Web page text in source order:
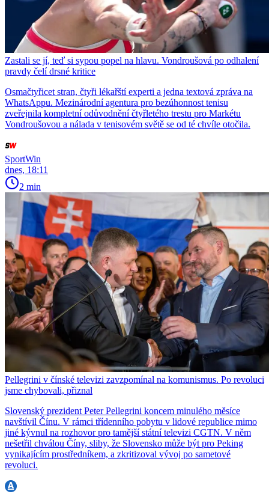
Zastali se jí, teď si sypou popel na hlavu. Vondroušová po odhalení
pravdy čelí drsné kritice
Osmačtyřicet stran, čtyři lékařští experti a jedna textová zpráva na
WhatsAppu. Mezinárodní agentura pro bezúhonnost tenisu
zveřejnila kompletní odůvodnění čtyřletého trestu pro Markétu
Vondroušovou a nálada v tenisovém světě se od té chvíle otočila.
SportWin
dnes, 18:11
2 min
Pellegrini v čínské televizi zavzpomínal na komunismus. Po revoluci
jsme chybovali, přiznal
Slovenský prezident Peter Pellegrini koncem minulého měsíce
navštívil Čínu. V rámci třídenního pobytu v lidové republice mimo
jiné kývnul na rozhovor pro tamější státní televizi CGTN. V něm
nešetřil chválou Číny, sliby, že Slovensko může být pro Peking
vynikajícím prostředníkem, a zkritizoval vývoj po sametové
revoluci.